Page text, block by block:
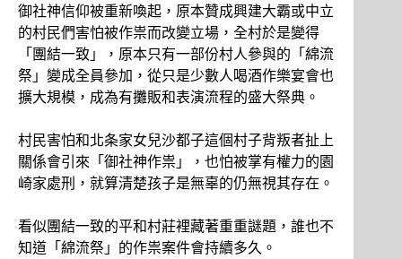
御社神信仰被重新喚起，原本贊成興建大霸或中立
的村民們害怕被作祟而改變立場，全村於是變得
「團結一致」，原本只有一部份村人參與的「綿流
祭」變成全員參加，從只是少數人喝酒作樂宴會也
擴大規模，成為有攤販和表演流程的盛大祭典。
村民害怕和北条家女兒沙都子這個村子背叛者扯上
關係會引來「御社神作祟」，也怕被掌有權力的園
崎家處刑，就算清楚孩子是無辜的仍無視其存在。
看似團結一致的平和村莊裡藏著重重謎題，誰也不
知道「綿流祭」的作祟案件會持續多久。